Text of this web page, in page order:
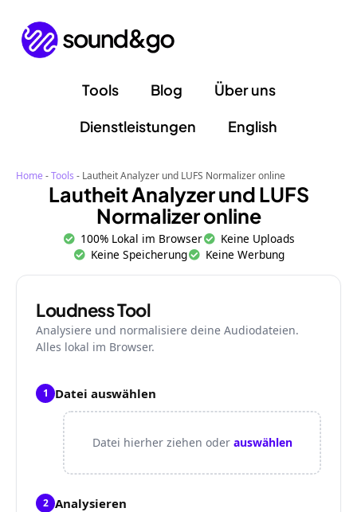
Inhalt
springen
Tools Blog
Über uns
Dienstleistungen
English
Home -Tools - Lautheit Analyzer und LUFS Normalizer online
Lautheit Analyzer und LUFS
Normalizer online
100% Lokal im Browser
Keine Uploads
Keine Speicherung
Keine Werbung
Loudness Tool
Analysiere und normalisiere deine Audiodateien.
Alles lokal im Browser.
1 Datei auswählen
Datei hierher ziehen oder auswählen
2 Analysieren